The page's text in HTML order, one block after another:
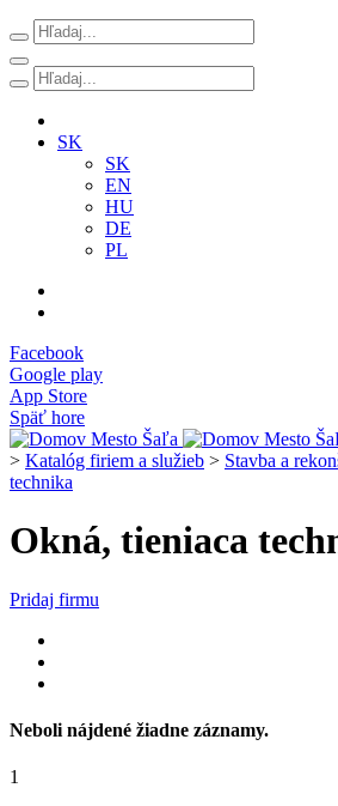
SK
SK
EN
HU
DE
PL
Facebook
Google play
App Store
Späť hore
> Katalóg firiem a služieb > Stavba a
technika
Okná, tieniaca
Pridaj firmu
Neboli nájdené žiadne záznamy.
1